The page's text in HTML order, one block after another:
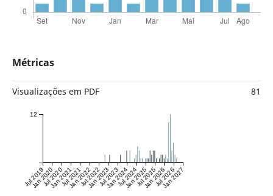
Métricas
Visualizações em PDF 81
Jul 2019
Jan 2020
Jul 2020
Jan 2021
Jul 2021
Jan 2022
Jul 2022
Jan 2023
Jul 2023
Jan 2024
Jul 2024
Jan 2025
Jul 2025
Jan 2026
Jul 2026
Jan 2027
12